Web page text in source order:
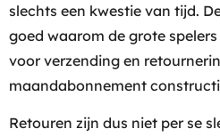
slechts een kwestie van tijd.
goed waarom de grote
voor verzending en
maandabonnement
Retouren zijn dus niet per se